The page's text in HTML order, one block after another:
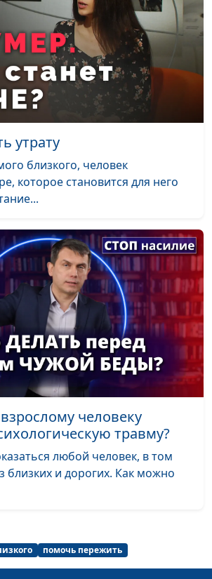
Руслан Ларин,
психолог, бизнес-
тренер, Евгений
Скрипников,
священнослужитель;
Мария Вачева,
Малова,
предприниматель
#88
Скрипников,
священнослужитель;
Мария Вачева,
психолог; Светлана
Малова,
предприниматель
Руслан Ларин,
психолог, бизнес-
тренер, Евгений
священнослужитель;
Мария Вачева,
психолог; Светлана
Малова,
#86
и
тренер, Евгений
Скрипников,
утрату
близкого, человек
которое становится для него
человеку
травму?
любой человек, в том
близких и дорогих. Как можно
помочь пережить